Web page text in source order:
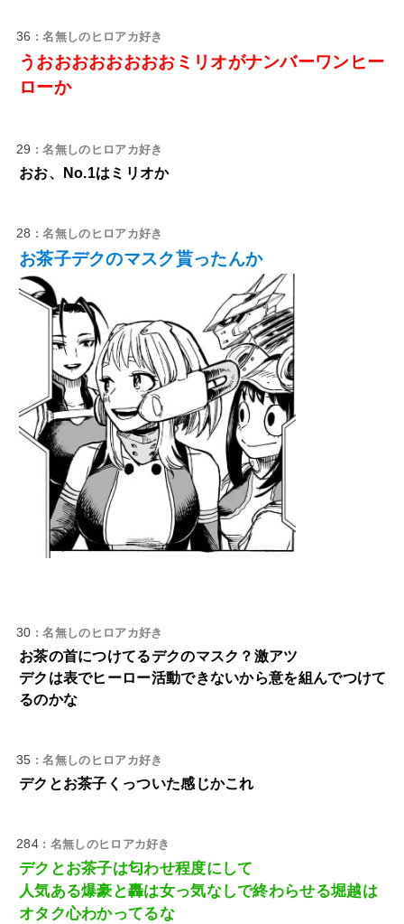
36 : 名無しのヒロアカ好き
うおおおおおおおおミリオがナンバーワンヒー
ローか
29 : 名無しのヒロアカ好き
おお、No.1はミリオか
28 : 名無しのヒロアカ好き
お茶子デクのマスク貰ったんか
30 : 名無しのヒロアカ好き
お茶の首につけてるデクのマスク？激アツ
デクは表でヒーロー活動できないから意を組んでつけて
るのかな
35 : 名無しのヒロアカ好き
デクとお茶子くっついた感じかこれ
284 : 名無しのヒロアカ好き
デクとお茶子は匂わせ程度にして
人気ある爆豪と轟は女っ気なしで終わらせる堀越は
オタク心わかってるな